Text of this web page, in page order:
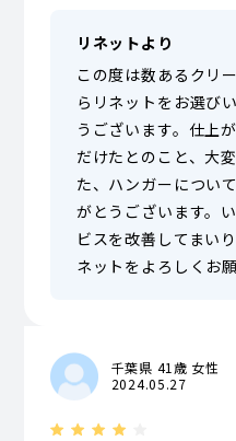
リネットより
この度は数あるクリ
らリネットをお選び
うございます。仕上
だけたとのこと、大
た、ハンガーについ
がとうございます。
ビスを改善してまい
ネットをよろしくお
千葉県 41歳 女性
2024.05.27